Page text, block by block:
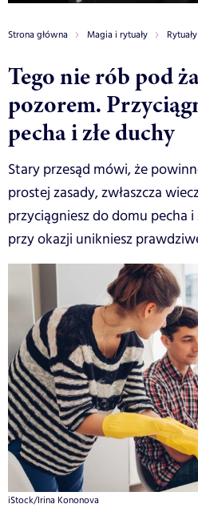
Strona główna Magia i rytuały
Tego nie rób pod
pozorem.
pecha i złe duchy
Stary przesąd mówi, że
prostej zasady, zwłaszcza
przyciągniesz do domu pecha i
przy okazji unikniesz
iStock/Irina Kononova